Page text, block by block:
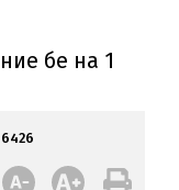
бе на 1
6426